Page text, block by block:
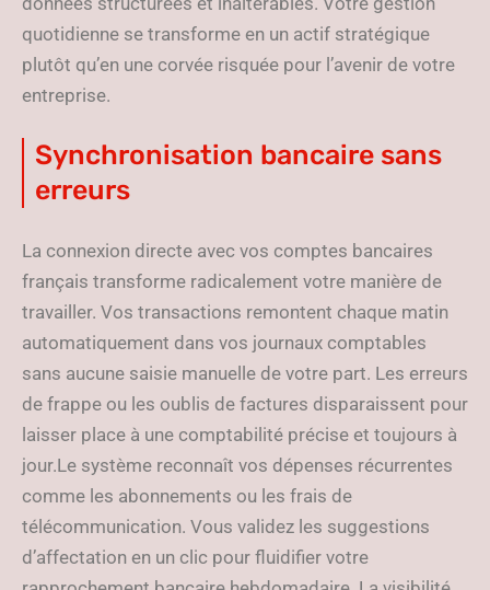
quotidienne se transforme en un actif stratégique
plutôt qu’en une corvée risquée pour l’avenir de votre
entreprise.
Synchronisation bancaire sans
erreurs
La connexion directe avec vos comptes bancaires
français transforme radicalement votre manière de
travailler. Vos transactions remontent chaque matin
automatiquement dans vos journaux comptables
sans aucune saisie manuelle de votre part. Les erreurs
de frappe ou les oublis de factures disparaissent pour
laisser place à une comptabilité précise et toujours à
jour.Le système reconnaît vos dépenses récurrentes
comme les abonnements ou les frais de
télécommunication. Vous validez les suggestions
d’affectation en un clic pour fluidifier votre